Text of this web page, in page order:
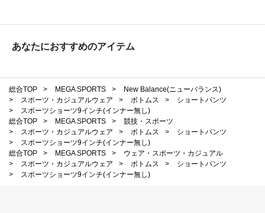
あなたにおすすめのアイテム
総合TOP > MEGA SPORTS >
New Balance(ニューバランス)
>
スポーツ・カジュアルウェア > ボトムス >
ショートパンツ
>
スポーツショーツ9インチ(インナー無し)
総合TOP
> MEGA SPORTS >
競技・スポーツ
>
スポーツ・カジュアルウェア > ボトムス >
ショートパンツ
>
スポーツショーツ9インチ(インナー無し)
総合TOP
> MEGA SPORTS >
ウェア・スポーツ・カジュアル
>
スポーツ・カジュアルウェア > ボトムス >
ショートパンツ
>
スポーツショーツ9インチ(インナー無し)